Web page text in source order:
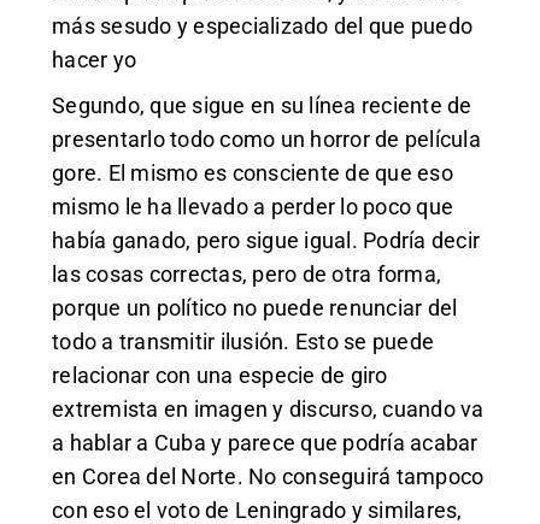
más sesudo y especializado del que puedo
hacer yo
Segundo, que sigue en su línea reciente de
presentarlo todo como un horror de película
gore. El mismo es consciente de que eso
mismo le ha llevado a perder lo poco que
había ganado, pero sigue igual. Podría decir
las cosas correctas, pero de otra forma,
porque un político no puede renunciar del
todo a transmitir ilusión. Esto se puede
relacionar con una especie de giro
extremista en imagen y discurso, cuando va
a hablar a Cuba y parece que podría acabar
en Corea del Norte. No conseguirá tampoco
con eso el voto de Leningrado y similares,